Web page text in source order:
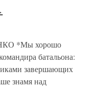
*Мы хорошо
батальона:
завершающих
знамя над